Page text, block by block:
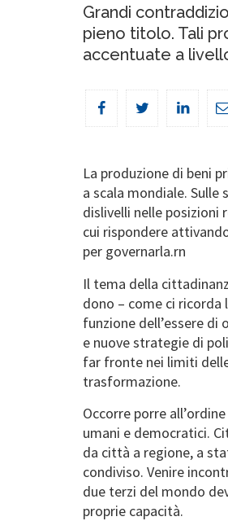
Grandi
pieno titolo. Tali
accentuate a
La produzione di beni
a scala mondiale.
dislivelli nelle posizioni
cui rispondere
per governarla.rn
Il tema della
dono – come ci ricorda
funzione dell’essere
e nuove strategie di
far fronte nei limiti
trasformazione.
Occorre porre
umani e democratici.
da città a regione, a
condiviso. Venire
due terzi del mondo
proprie capacità.